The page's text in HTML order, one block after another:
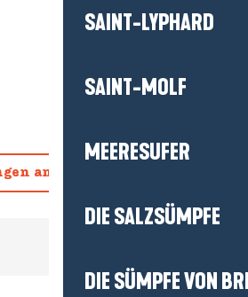
SAINT-LYPHARD
SAINT-MOLF
MEERESUFER
DIE SALZSÜMPFE
DIE SÜMPFE VON
anzeigen